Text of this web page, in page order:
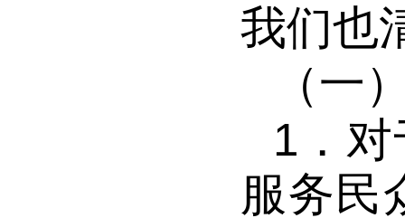
我们也
（一
1．
服务民